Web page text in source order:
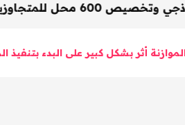
-الأخبار
أثر بشكل كبير على البدء بتنفيذ